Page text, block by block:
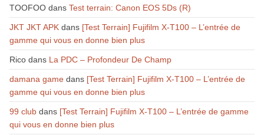
TOOFOOdans Test terrain: Canon EOS 5Ds (R)
JKT JKT APKdans [Test Terrain] Fujifilm X-T100 – L’entrée de
gamme qui vous en donne bien plus
Ricodans La PDC – Profondeur De Champ
damana gamedans [Test Terrain] Fujifilm X-T100 – L’entrée de
gamme qui vous en donne bien plus
99 clubdans [Test Terrain] Fujifilm X-T100 – L’entrée de gamme
qui vous en donne bien plus